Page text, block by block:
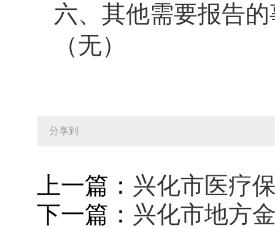
六、其他需要报告
（无）
分享到
上一篇： 兴化市医疗
下一篇： 兴化市地方